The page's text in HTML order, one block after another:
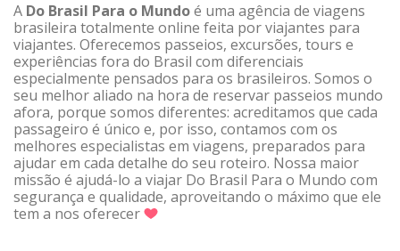
A Do Brasil Para o Mundoé uma agência de viagens
brasileira totalmente online feita por viajantes para
viajantes. Oferecemos passeios, excursões, tours e
experiências fora do Brasil com diferenciais
especialmente pensados para os brasileiros. Somos o
seu melhor aliado na hora de reservar passeios mundo
afora, porque somos diferentes: acreditamos que cada
passageiro é único e, por isso, contamos com os
melhores especialistas em viagens, preparados para
ajudar em cada detalhe do seu roteiro. Nossa maior
missão é ajudá-lo a viajar Do Brasil Para o Mundo com
segurança e qualidade, aproveitando o máximo que ele
tem a nos oferecer